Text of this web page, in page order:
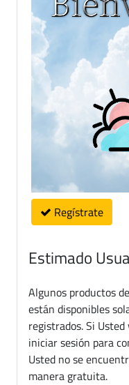
Regístrate
Estimado
Algunos productos
están disponibles
registrados. Si
iniciar sesión para
Usted no se
manera gratuita.